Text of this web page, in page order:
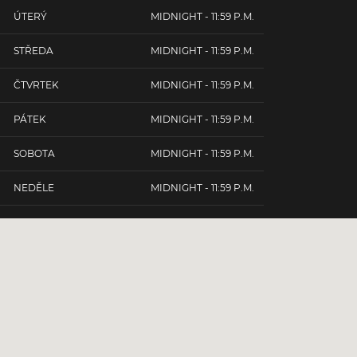
ÚTERÝ MIDNIGHT - 11:59 P.M.
STŘEDA MIDNIGHT - 11:59 P.M.
ČTVRTEK MIDNIGHT - 11:59 P.M.
PÁTEK MIDNIGHT - 11:59 P.M.
SOBOTA MIDNIGHT - 11:59 P.M.
NEDĚLE MIDNIGHT - 11:59 P.M.